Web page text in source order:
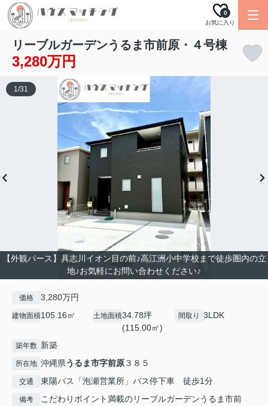
お気に入り
0
リーブルガーデンうるま市前原・４号棟
3,280万円
【外観パース】具志川イオン目の前♪高江洲小中学校まで徒歩圏内の立
地♪お気軽にお問い合わせください♪
1/31
価格 3,280万円
建物面積105.16㎡ 土地面積34.78坪
(115.00㎡)
間取り 3LDK
築年数 新築
所在地 沖縄県うるま市字前原３８５
交通 東陽バス「泡瀬営業所」バス停下車 徒歩1分
備考
こだわりポイント満載のリーブルガーデンうるま市前